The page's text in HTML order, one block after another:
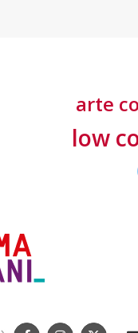
arte
low